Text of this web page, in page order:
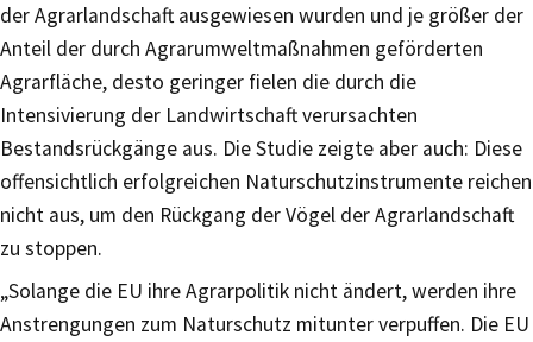
der Agrarlandschaft ausgewiesen wurden und je größer der
Anteil der durch Agrarumweltmaßnahmen geförderten
Agrarfläche, desto geringer fielen die durch die
Intensivierung der Landwirtschaft verursachten
Bestandsrückgänge aus. Die Studie zeigte aber auch: Diese
offensichtlich erfolgreichen Naturschutzinstrumente reichen
nicht aus, um den Rückgang der Vögel der Agrarlandschaft
zu stoppen.
„Solange die EU ihre Agrarpolitik nicht ändert, werden ihre
Anstrengungen zum Naturschutz mitunter verpuffen. Die EU